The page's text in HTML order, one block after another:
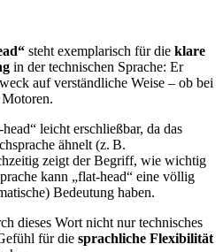
steht exemplarisch für die klare
in der technischen Sprache: Er
auf verständliche Weise – ob bei
leicht erschließbar, da das
ähnelt (z. B.
zeigt der Begriff, wie wichtig
kann „flat-head“ eine völlig
Bedeutung haben.
dieses Wort nicht nur technisches
für die sprachliche Flexibilität